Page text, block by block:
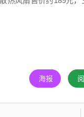
海报